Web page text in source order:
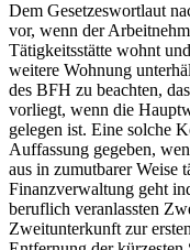
Dem Gesetzeswortlaut
vor, wenn der
Tätigkeitsstätte wohnt
weitere Wohnung
des BFH zu beachten,
vorliegt, wenn die
gelegen ist. Eine solche
Auffassung gegeben,
aus in zumutbarer Weise
Finanzverwaltung geht
beruflich veranlassten
Zweitunterkunft zur